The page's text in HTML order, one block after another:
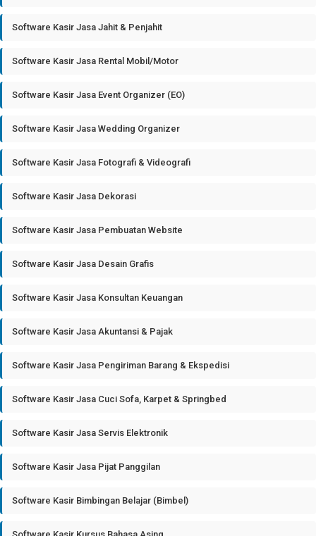
Software Kasir Jasa Jahit & Penjahit
Software Kasir Jasa Rental Mobil/Motor
Software Kasir Jasa Event Organizer (EO)
Software Kasir Jasa Wedding Organizer
Software Kasir Jasa Fotografi & Videografi
Software Kasir Jasa Dekorasi
Software Kasir Jasa Pembuatan Website
Software Kasir Jasa Desain Grafis
Software Kasir Jasa Konsultan Keuangan
Software Kasir Jasa Akuntansi & Pajak
Software Kasir Jasa Pengiriman Barang & Ekspedisi
Software Kasir Jasa Cuci Sofa, Karpet & Springbed
Software Kasir Jasa Servis Elektronik
Software Kasir Jasa Pijat Panggilan
Software Kasir Bimbingan Belajar (Bimbel)